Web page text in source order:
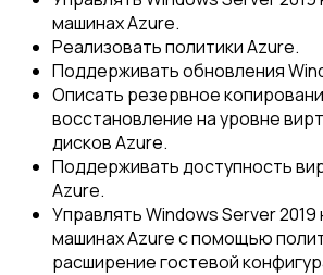
машинах Azure.
Реализовать политики Azure.
Поддерживать обновления
Описать резервное
восстановление на уровне
дисков Azure.
Поддерживать доступность
Azure.
Управлять Windows Server 2019
машинах Azure с помощью
расширение гостевой